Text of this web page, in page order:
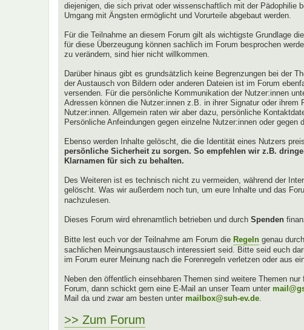
diejenigen, die sich privat oder wissenschaftlich mit der Pädophilie
Umgang mit Ängsten ermöglicht und Vorurteile abgebaut werden.
Für die Teilnahme an diesem Forum gilt als wichtigste Grundlage die
für diese Überzeugung können sachlich im Forum besprochen
zu verändern, sind hier nicht willkommen.
Darüber hinaus gibt es grundsätzlich keine Begrenzungen bei der
der Austausch von Bildern oder anderen Dateien ist im Forum
versenden. Für die persönliche Kommunikation der Nutzer:innen
Adressen können die Nutzer:innen z.B. in ihrer Signatur oder
Nutzer:innen. Allgemein raten wir aber dazu, persönliche
Persönliche Anfeindungen gegen einzelne Nutzer:innen oder gegen
Ebenso werden Inhalte gelöscht, die die Identität eines Nutzers
persönliche Sicherheit zu sorgen. So empfehlen wir z.B.
Klarnamen für sich zu behalten.
Des Weiteren ist es technisch nicht zu vermeiden, während der
gelöscht. Was wir außerdem noch tun, um eure Inhalte und das
nachzulesen.
Dieses Forum wird ehrenamtlich betrieben und durch Spenden
Bitte lest euch vor der Teilnahme am Forum die Regeln genau
sachlichen Meinungsaustausch interessiert seid. Bitte seid euch
im Forum eurer Meinung nach die Forenregeln verletzen oder aus
Neben den öffentlich einsehbaren Themen sind weitere Themen
Forum, dann schickt gern eine E-Mail an unser Team unter
Mail da und zwar am besten unter mailbox@suh-ev.de
>> Zum Forum